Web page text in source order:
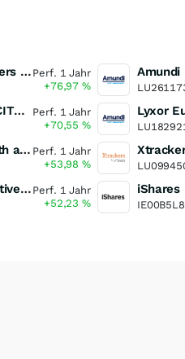
Amplify Junior Silver Miners ETF Junior Silver Miners ETF Perf. 1 Jahr
+76,97%
Global X Silver Miners UCITS ETF
Perf. 1 Jahr
+70,55%
VanEck Vectors Rare Earth and Strategic Metals UCITS ETF Perf. 1 Jahr
+53,98%
UBS (Irl) ETF plc – Solactive Global Pure Gold Miners UCITS ETF - A Dis USD o.N. Perf. 1 Jahr
+52,23%